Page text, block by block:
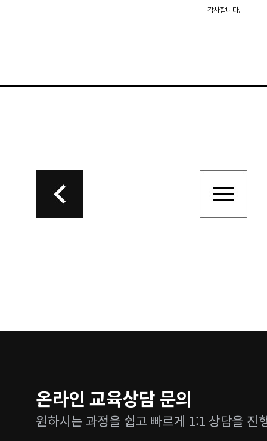
감사합니다.
온라인 교육상담 문의
원하시는 과정을 쉽고 빠르게 1:1 상담을 진